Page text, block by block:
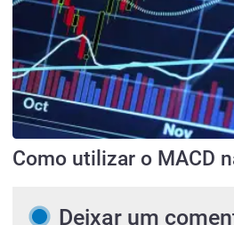
Como utilizar o MACD
Deixar um